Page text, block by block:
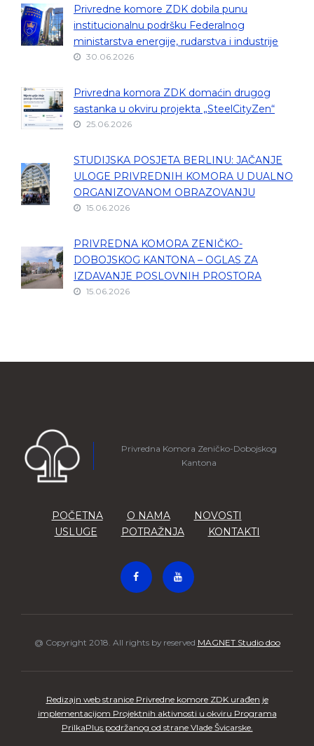
Privredne komore ZDK dobila punu
institucionalnu podršku Federalnog
ministarstva energije, rudarstva i industrije
30.06.2026
Privredna komora ZDK domaćin drugog
sastanka u okviru projekta „SteelCityZen“
25.06.2026
STUDIJSKA POSJETA BERLINU: JAČANJE
ULOGE PRIVREDNIH KOMORA U DUALNO
ORGANIZOVANOM OBRAZOVANJU
15.06.2026
PRIVREDNA KOMORA ZENIČKO-
DOBOJSKOG KANTONA – OGLAS ZA
IZDAVANJE POSLOVNIH PROSTORA
15.06.2026
Privredna Komora Zeničko-Dobojskog
Kantona
POČETNA O NAMA
NOVOSTI
USLUGE
POTRAŽNJA KONTAKTI
@ Copyright 2018. All rights by reserved MAGNET Studio doo
Redizajn web stranice Privredne komore ZDK urađen je
implementacijom Projektnih aktivnosti u okviru Programa
PrilkaPlus podržanog od strane Vlade Švicarske.